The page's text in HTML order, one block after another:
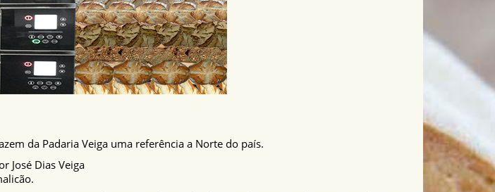
da Padaria Veiga uma referência a Norte do país.
José Dias Veiga